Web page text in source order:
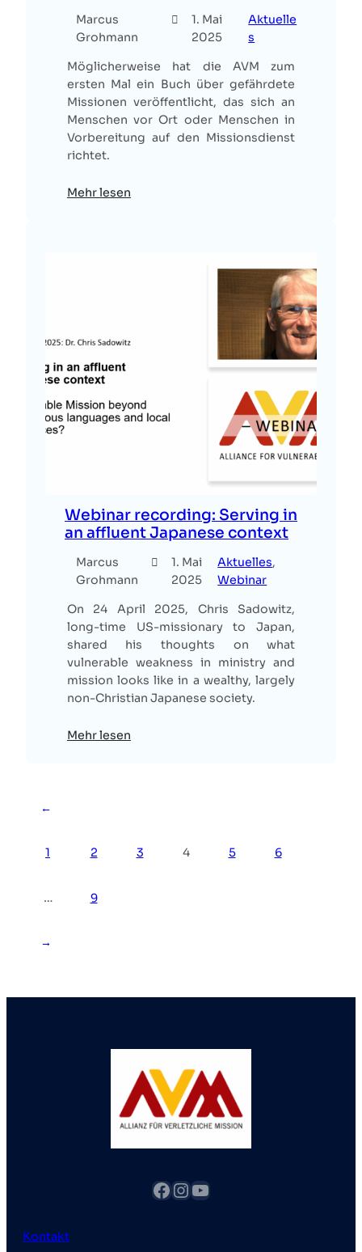
Marcus
Grohmann
1. Mai
2025
Aktuelle
s
Möglicherweise hat die AVM zum
ersten Mal ein Buch über gefährdete
Missionen veröffentlicht, das sich an
Menschen vor Ort oder Menschen in
Vorbereitung auf den Missionsdienst
richtet.
Mehr lesen
Webinar recording: Serving in
an affluent Japanese context
Marcus
Grohmann
1. Mai
2025
Aktuelles
Webinar
On 24 April 2025, Chris Sadowitz,
long-time US-missionary to Japan,
shared his thoughts on what
vulnerable weakness in ministry and
mission looks like in a wealthy, largely
non-Christian Japanese society.
Mehr lesen
←
1 2 3 4 5 6
… 9
→
Facebook InstagramYouTube
Kontakt